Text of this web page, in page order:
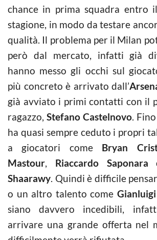
chance in prima squadra entro
stagione, in modo da testare
qualità. Il problema per il Milan
però dal mercato, infatti già
hanno messo gli occhi sul
più concreto è arrivato dall’
già avviato i primi contatti con il
ragazzo, Stefano Castelnovo.
ha quasi sempre ceduto i propri
a giocatori come Bryan
Mastour, Riaccardo Saponara
Shaarawy. Quindi è difficile
o un altro talento come
siano davvero incedibili,
arrivare una grande offerta nel